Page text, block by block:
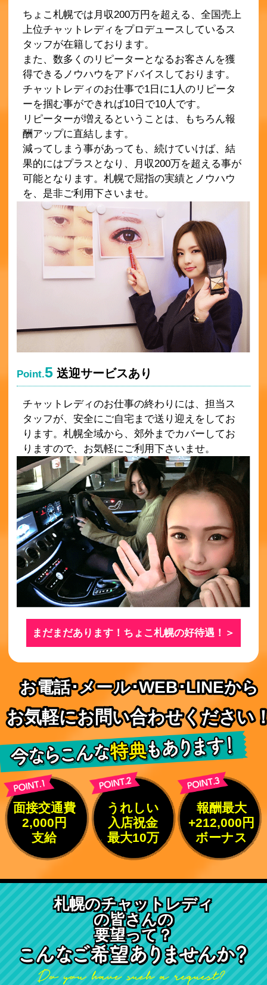
ちょこ札幌では月収200万円を超える、全国売上
上位チャットレディをプロデュースしているス
タッフが在籍しております。
また、数多くのリピーターとなるお客さんを獲
得できるノウハウをアドバイスしております。
チャットレディのお仕事で1日に1人のリピータ
ーを掴む事ができれば10日で10人です。
リピーターが増えるということは、もちろん報
酬アップに直結します。
減ってしまう事があっても、続けていけば、結
果的にはプラスとなり、月収200万を超える事が
可能となります。札幌で屈指の実績とノウハウ
を、是非ご利用下さいませ。
Point.5 送迎サービスあり
チャットレディのお仕事の終わりには、担当ス
タッフが、安全にご自宅まで送り迎えをしてお
ります。札幌全域から、郊外までカバーしてお
りますので、お気軽にご利用下さいませ。
まだまだあります！ちょこ札幌の好待遇！＞
お電話･メール･WEB･LINEから
お電話･メール･WEB･LINEから
お気軽にお問い合わせください
お気軽にお問い合わせください
面接交通費
2,000円
支給
うれしい
入店祝金
最大10万
報酬最大
+212,000円
ボーナス
札幌のチャットレディ
の皆さんの
要望って？